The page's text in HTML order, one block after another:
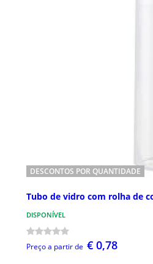
DESCONTOS POR QUANTIDADE
Tubo de vidro com rolha de
DISPONÍVEL
Preço a partir de € 0,78